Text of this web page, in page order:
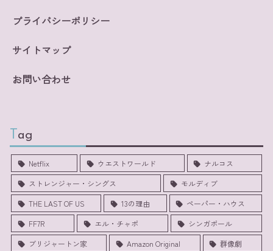
プライバシーポリシー
サイトマップ
お問い合わせ
Tag
Netflix ウエストワールド
ナルコス
ストレンジャー・シングス
モルディブ
THE LAST OF US
13の理由
ペーパー・ハウス
FF7R
エル・チャポ
シンガポール
ブリジャートン家
Amazon Original
群像劇